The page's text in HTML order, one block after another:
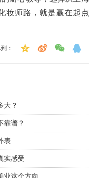
妆师路，就是赢在起点
：
大？
靠谱？
表
实感受
业这个方向